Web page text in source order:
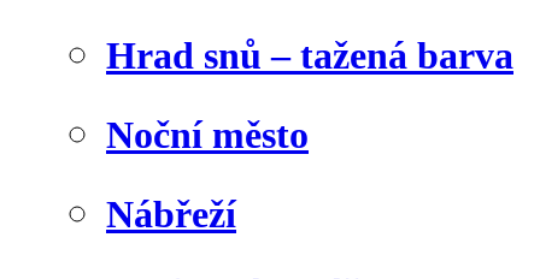
Hrad snů – tažená barva
Noční město
Nábřeží